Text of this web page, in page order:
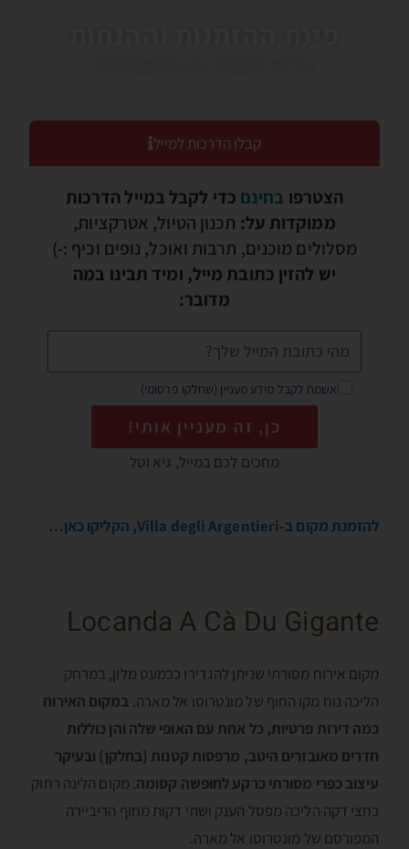
קבלו הדרכות למייל
הצטרפו בחינם כדי לקבל במייל הדרכות
ממוקדות על: תכנון הטיול, אטרקציות,
מסלולים מוכנים, תרבות ואוכל, נופים וכיף :-)
יש להזין כתובת מייל, ומיד תבינו במה
מדובר:
אשמח לקבל מידע מעניין (שחלקו פרסומי)
כן, זה מעניין אותי!
מחכים לכם במייל, גיא וטל
להזמנת מקום ב-Villa degli Argentieri, הקליקו כאן…
Locanda A Cà Du Gigante
מקום אירוח מסורתי שניתן להגדירו ככמעט מלון, במרחק
הליכה נוח מקו החוף של מונטרוסו אל מארה. במקום האירוח
כמה דירות פרטיות, כל אחת עם האופי שלה והן כוללות
חדרים מאובזרים היטב, מרפסות קטנות (בחלקן) ובעיקר
עיצוב כפרי מסורתי כרקע לחופשה קסומה. מקום הלינה רחוק
כחצי דקה הליכה מפסל הענק ושתי דקות מחוף הריביירה
המפורסם של מונטרוסו אל מארה.